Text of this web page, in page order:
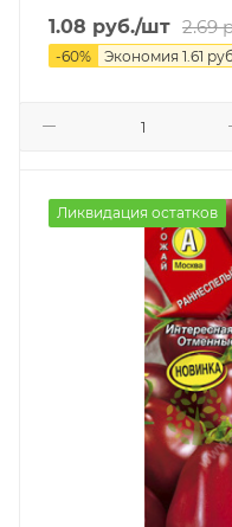
1.08 руб./шт 2.69
-60% Экономия 1.61
Ликвидация остатков